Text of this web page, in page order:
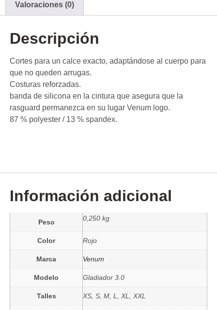
Valoraciones (0)
Descripción
Cortes para un calce exacto, adaptándose al cuerpo para
que no queden arrugas.
Costuras reforzadas.
banda de silicona en la cintura que asegura que la
rasguard permanezca en su lugar Venum logo.
87 % polyester / 13 % spandex.
Información adicional
Peso 0,250 kg
Color Rojo
Marca Venum
Modelo Gladiador 3.0
Talles XS, S, M, L, XL, XXL